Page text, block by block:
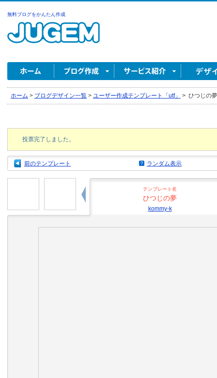
無料ブログをかんたん作成
ホーム > ブログデザイン一覧 > ユーザー作成テンプレート「utf」 > ひつじの
投票完了しました。
前のテンプレート ランダム表示
テンプレート名
ひつじの夢
kommy-k